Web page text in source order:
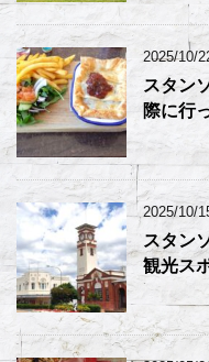
2025/10/
スタン
際に行
2025/10/
スタン
観光ス